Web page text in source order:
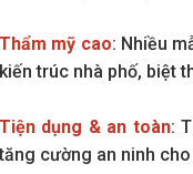
Thẩm mỹ cao: Nhiều
kiến trúc nhà phố, biệt
Tiện dụng & an toàn:
tăng cường an ninh